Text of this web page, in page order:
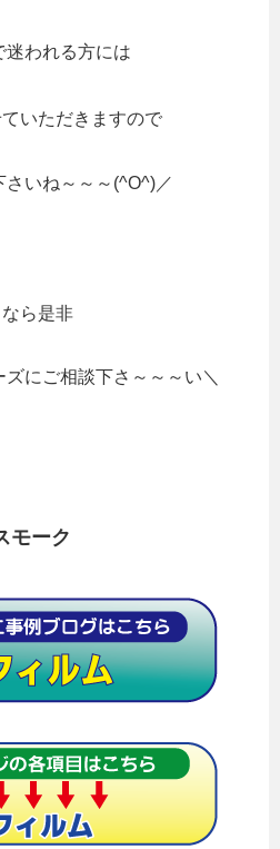
迷われる方には
いただきますので
いね～～～(^O^)／
ら是非
にご相談下さ～～～い＼
モーク